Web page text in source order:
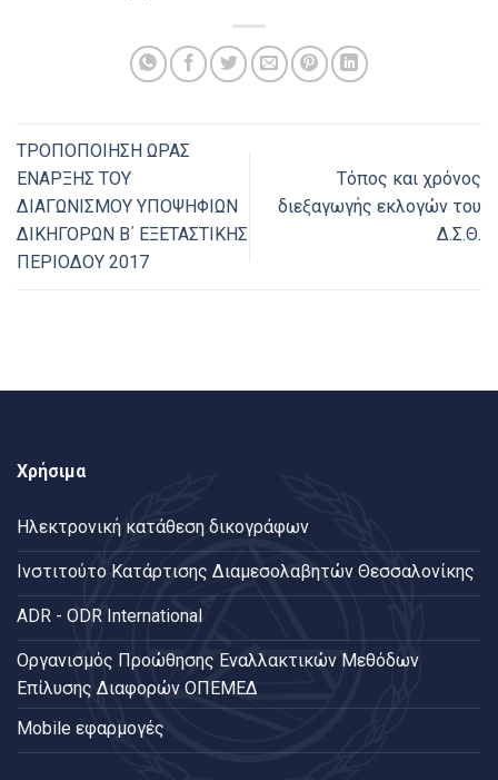
ΤΡΟΠΟΠΟΙΗΣΗ ΩΡΑΣ
ΕΝΑΡΞΗΣ ΤΟΥ
ΔΙΑΓΩΝΙΣΜΟΥ ΥΠΟΨΗΦΙΩΝ
ΔΙΚΗΓΟΡΩΝ Β΄ ΕΞΕΤΑΣΤΙΚΗΣ
ΠΕΡΙΟΔΟΥ 2017
Τόπος και χρόνος
διεξαγωγής εκλογών του
Δ.Σ.Θ.
Χρήσιμα
Ηλεκτρονική κατάθεση δικογράφων
Ινστιτούτο Κατάρτισης Διαμεσολαβητών Θεσσαλονίκης
ADR - ODR International
Oργανισμός Προώθησης Εναλλακτικών Μεθόδων
Επίλυσης Διαφορών ΟΠΕΜΕΔ
Mobile εφαρμογές